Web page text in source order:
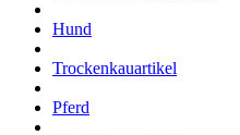
Hund
Trockenkauartikel
Pferd